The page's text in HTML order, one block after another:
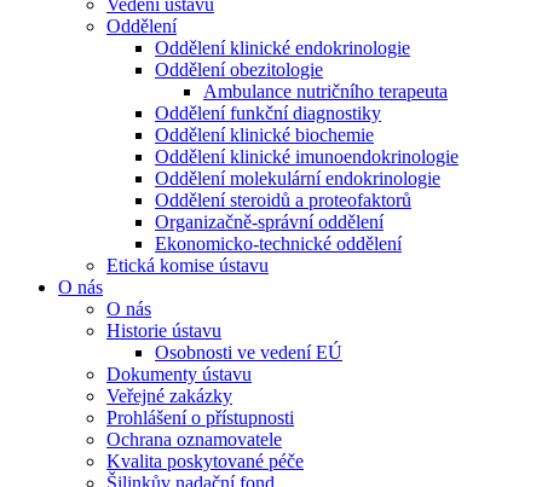
Oddělení
Oddělení klinické endokrinologie
Oddělení obezitologie
Ambulance nutričního terapeuta
Oddělení funkční diagnostiky
Oddělení klinické biochemie
Oddělení klinické imunoendokrinologie
Oddělení molekulární endokrinologie
Oddělení steroidů a proteofaktorů
Organizačně-správní oddělení
Ekonomicko-technické oddělení
Etická komise ústavu
O nás
O nás
Historie ústavu
Osobnosti ve vedení EÚ
Dokumenty ústavu
Veřejné zakázky
Prohlášení o přístupnosti
Ochrana oznamovatele
Kvalita poskytované péče
Šilinkův nadační fond